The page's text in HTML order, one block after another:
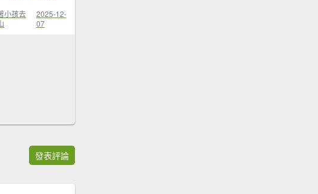
小孩去
2025-12-
07
發表評論